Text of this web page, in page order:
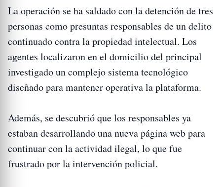
La operación se ha saldado con la detención de tres
personas como presuntas responsables de un delito
continuado contra la propiedad intelectual. Los
agentes localizaron en el domicilio del principal
investigado un complejo sistema tecnológico
diseñado para mantener operativa la plataforma.
Además, se descubrió que los responsables ya
estaban desarrollando una nueva página web para
continuar con la actividad ilegal, lo que fue
frustrado por la intervención policial.